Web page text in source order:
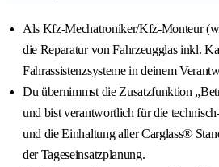
Als Kfz-Mechatroniker/Kfz-Monteur
die Reparatur von Fahrzeugglas inkl.
Fahrassistenzsysteme in deinem
Du übernimmst die Zusatzfunktion
und bist verantwortlich für die
und die Einhaltung aller Carglass®
der Tageseinsatzplanung.